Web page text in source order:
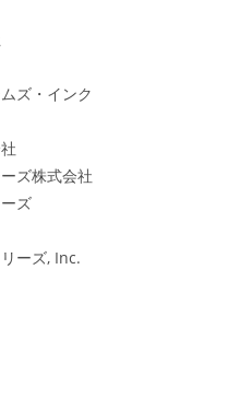
ズ・インク
ズ株式会社
ズ
ーズ, Inc.